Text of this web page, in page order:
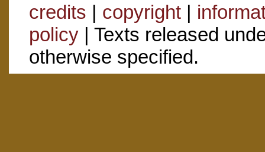
credits | copyright|
policy| Texts released
otherwise specified.